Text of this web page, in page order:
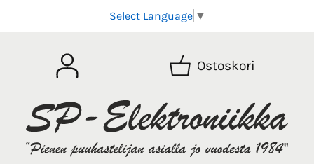
Select Language ▼
Ostoskori